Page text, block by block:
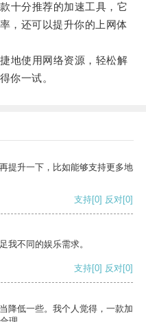
分推荐的加速工具，它
，还可以提升你的上网体
使用网络资源，轻松解
你一试。
提升一下，比如能够支持更多地
支持[0] 反对[0]
我不同的娱乐需求。
支持[0] 反对[0]
降低一些。我个人觉得，一款加